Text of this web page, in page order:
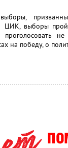
призванные
ЦИК, выборы
на победу, о